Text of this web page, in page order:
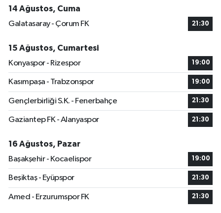
14 Ağustos, Cuma
Galatasaray - Çorum FK
21:30
15 Ağustos, Cumartesi
Konyaspor - Rizespor
19:00
Kasımpaşa - Trabzonspor 19:00
Gençlerbirliği S.K. - Fenerbahçe 21:30
Gaziantep FK - Alanyaspor 21:30
16 Ağustos, Pazar
Başakşehir - Kocaelispor
19:00
Beşiktaş - Eyüpspor 21:30
Amed - Erzurumspor FK 21:30